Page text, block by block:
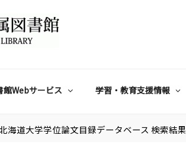
館Webサービス 学習・教育支援情報
海道大学学位論文目録データベース 検索結果